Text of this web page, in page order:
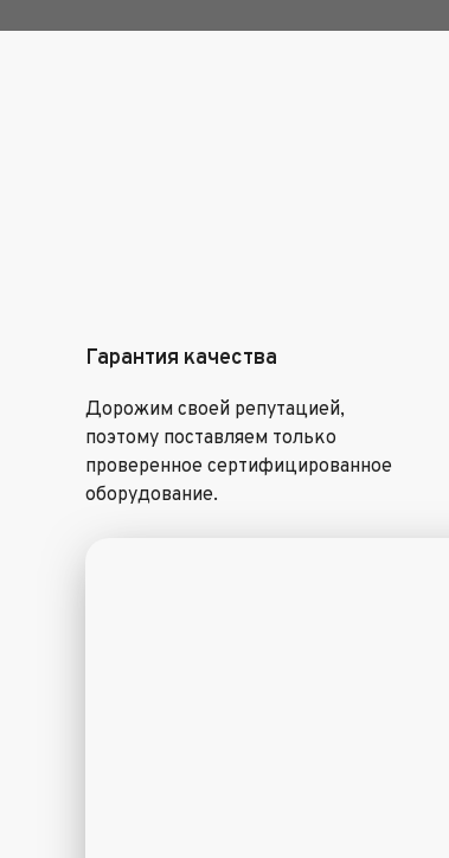
Гарантия качества
Дорожим своей репутацией,
поэтому поставляем только
проверенное сертифицированное
оборудование.